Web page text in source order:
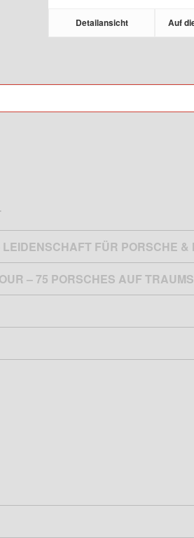
Detailansicht Auf
FÜR PORSCHE &
– 75 PORSCHES AUF